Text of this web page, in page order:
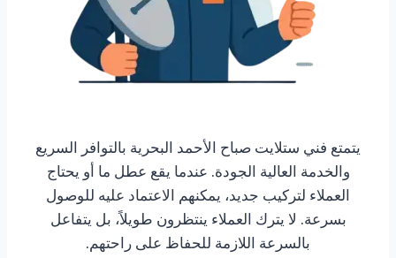
يتمتع فني ستلايت صباح الأحمد البحرية بالتوافر السريع
والخدمة العالية الجودة. عندما يقع عطل ما أو يحتاج
العملاء لتركيب جديد، يمكنهم الاعتماد عليه للوصول
بسرعة. لا يترك العملاء ينتظرون طويلاً، بل يتفاعل
بالسرعة اللازمة للحفاظ على راحتهم.